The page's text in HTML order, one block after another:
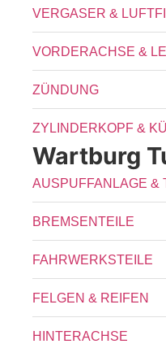
VERGASER &
VORDERACHSE &
ZÜNDUNG
ZYLINDERKOPF &
Wartburg
AUSPUFFANLAGE &
BREMSENTEILE
FAHRWERKSTEILE
FELGEN & REIFEN
HINTERACHSE